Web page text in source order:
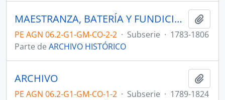
MAESTRANZA, BATERÍA Y FUNDICIÓN
PE AGN 06.2-G1-GM-CO-2-2 · Subserie · 1783-1806
Parte de ARCHIVO HISTÓRICO
ARCHIVO
PE AGN 06.2-G1-GM-CO-1-2 · Subserie · 1789-1824